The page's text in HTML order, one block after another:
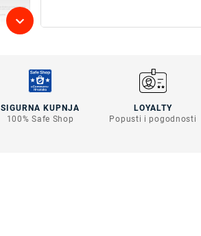
SIGURNA KUPNJA
100% Safe Shop
LOYALTY
Popusti i pogodnosti